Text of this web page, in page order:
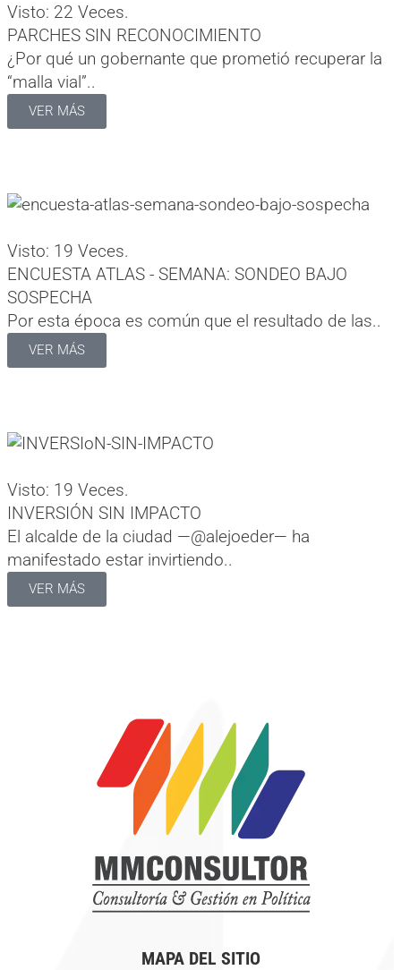
Visto: 22 Veces.
PARCHES SIN RECONOCIMIENTO
¿Por qué un gobernante que prometió recuperar la
“malla vial”..
VER MÁS
Visto: 19 Veces.
ENCUESTA ATLAS - SEMANA: SONDEO BAJO
SOSPECHA
Por esta época es común que el resultado de las..
VER MÁS
Visto: 19 Veces.
INVERSIÓN SIN IMPACTO
El alcalde de la ciudad —@alejoeder— ha
manifestado estar invirtiendo..
VER MÁS
MAPA DEL SITIO